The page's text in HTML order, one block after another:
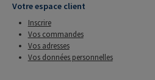
Votre espace client
Inscrire
Vos commandes
Vos adresses
Vos données personnelles